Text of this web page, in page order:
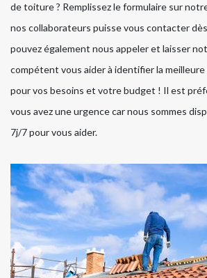
de toiture ? Remplissez le formulaire sur
nos collaborateurs puisse vous contacter
pouvez également nous appeler et laisser
compétent vous aider à identifier la
pour vos besoins et votre budget ! Il est
vous avez une urgence car nous sommes
7j/7 pour vous aider.